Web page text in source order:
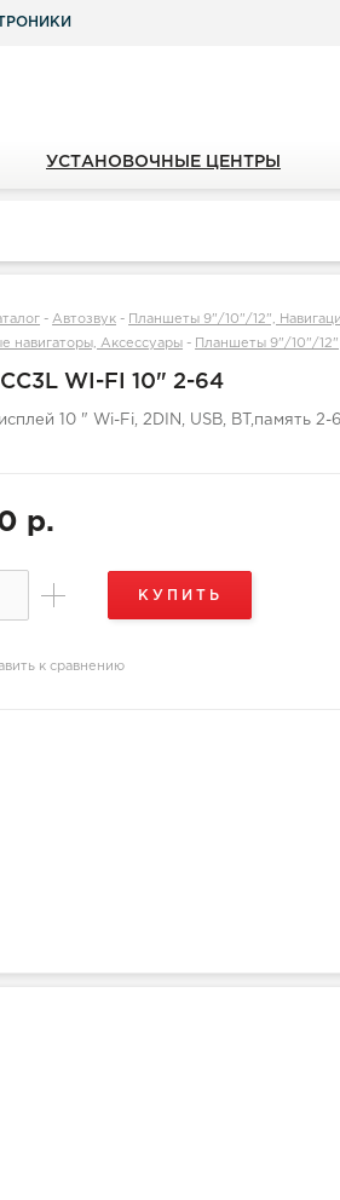
УСТАНОВОЧНЫЕ ЦЕНТРЫ
-Автозвук -
Планшеты 9"/10"/12",
навигаторы, Аксессуары - Планшеты 9"/10"/12"
CC3L WI-FI 10" 2-64
10 " Wi-Fi, 2DIN, USB, BT,память 2-
р.
КУПИТЬ
к сравнению